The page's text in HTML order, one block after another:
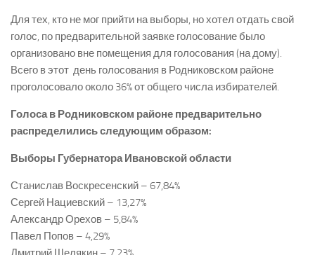
Для тех, кто не мог прийти на выборы, но хотел отдать свой
голос, по предварительной заявке голосование было
организовано вне помещения для голосования (на дому).
Всего в этот день голосования в Родниковском районе
проголосовало около 36% от общего числа избирателей.
Голоса в Родниковском районе предварительно
распределились следующим образом:
Выборы Губернатора Ивановской области
Станислав Воскресенский – 67,84%
Сергей Нациевский – 13,27%
Александр Орехов – 5,84%
Павел Попов – 4,29%